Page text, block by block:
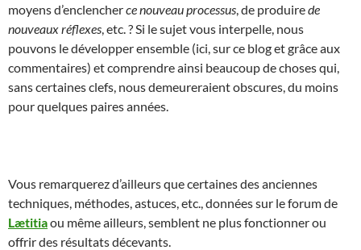
moyens d’enclencherce nouveau processus , de produirede
nouveaux réflexes , etc. ? Si le sujet vous interpelle, nous
pouvons le développer ensemble (ici, sur ce blog et grâce aux
commentaires) et comprendre ainsi beaucoup de choses qui,
sans certaines clefs, nous demeureraient obscures, du moins
pour quelques paires années.
Vous remarquerez d’ailleurs que certaines des anciennes
techniques, méthodes, astuces, etc., données sur le forum de
Lætitiaou même ailleurs, semblent ne plus fonctionner ou
offrir des résultats décevants.